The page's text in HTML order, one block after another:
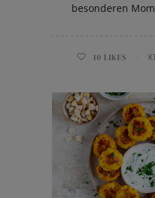
besonderen
10 LIKES